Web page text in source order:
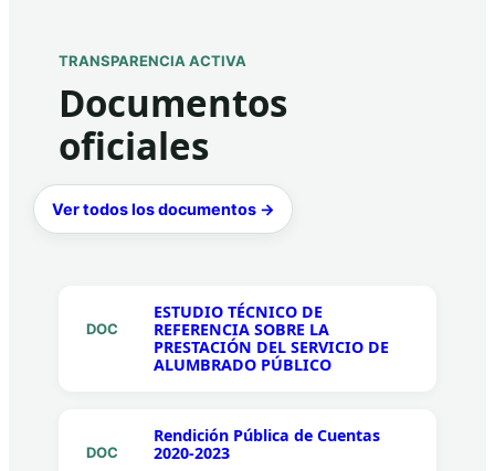
TRANSPARENCIA ACTIVA
Documentos
oficiales
Ver todos los documentos →
DOC
ESTUDIO TÉCNICO DE
REFERENCIA SOBRE LA
PRESTACIÓN DEL SERVICIO DE
ALUMBRADO PÚBLICO
DOC
Rendición Pública de Cuentas
2020-2023